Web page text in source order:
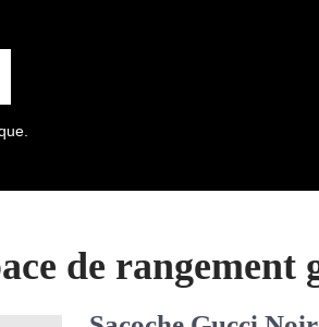
de rangement